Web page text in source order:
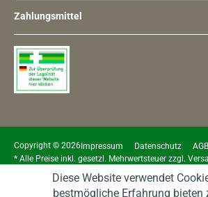
Zahlungsmittel
Copyright © 2026 Impressum Datenschutz
AGB
* Alle Preise inkl. gesetzl. Mehrwertsteuer zzgl.
Diese Website verwendet
bestmögliche Erfahrung bieten